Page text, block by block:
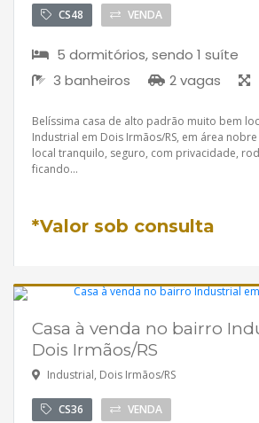
CS48 VENDA
5 dormitórios, sendo 1 suíte
3 banheiros
2 vagas
Belíssima casa de alto padrão muito bem
Industrial em Dois Irmãos/RS, em área
local tranquilo, seguro, com privacidade,
ficando...
*Valor sob consulta
Casa à venda no bairro
Dois Irmãos/RS
Industrial, Dois Irmãos/RS
CS36 VENDA